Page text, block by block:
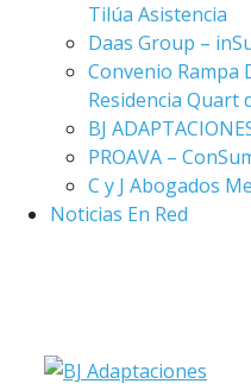
Tilúa Asistencia
Daas Group –
Convenio Rampa
Residencia Quart
BJ
PROAVA –
C y J Abogados
Noticias En Red